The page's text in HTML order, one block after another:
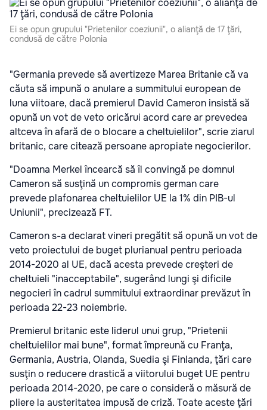
Ei se opun grupului "Prietenilor coeziunii", o alianţă de 17 ţări,
condusă de către Polonia
"Germania prevede să avertizeze Marea Britanie că va
căuta să impună o anulare a summitului european de
luna viitoare, dacă premierul David Cameron insistă să
opună un vot de veto oricărui acord care ar prevedea
altceva în afară de o blocare a cheltuielilor", scrie ziarul
britanic, care citează persoane apropiate negocierilor.
"Doamna Merkel încearcă să îl convingă pe domnul
Cameron să susţină un compromis german care
prevede plafonarea cheltuielilor UE la 1% din PIB-ul
Uniunii", precizează FT.
Cameron s-a declarat vineri pregătit să opună un vot de
veto proiectului de buget plurianual pentru perioada
2014-2020 al UE, dacă acesta prevede creşteri de
cheltuieli "inacceptabile", sugerând lungi şi dificile
negocieri în cadrul summitului extraordinar prevăzut în
perioada 22-23 noiembrie.
Premierul britanic este liderul unui grup, "Prietenii
cheltuielilor mai bune", format împreună cu Franţa,
Germania, Austria, Olanda, Suedia şi Finlanda, ţări care
susţin o reducere drastică a viitorului buget UE pentru
perioada 2014-2020, pe care o consideră o măsură de
pliere la austeritatea impusă de criză. Toate aceste ţări